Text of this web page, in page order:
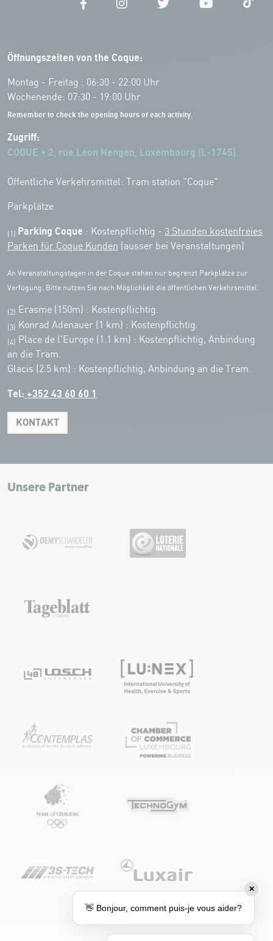
Öffnungszeiten von the Coque:
Montag - Freitag : 06:30 - 22:00 Uhr
Wochenende: 07:30 - 19:00 Uhr
Remember to check the opening hours of each activity.
Zugriff:
COQUE • 2, rue Léon Hengen, Luxembourg (L-1745)
Öffentliche Verkehrsmittel: Tram station "Coque"
Parkplätze
(1) Parking Coque : Kostenpflichtig - 3 Stunden kostenfreies
Parken für Coque Kunden (ausser bei Veranstaltungen)
An Veranstaltungstagen in der Coque stehen nur begrenzt Parkplätze zur
Verfügung. Bitte nutzen Sie nach Möglichkeit die öffentlichen Verkehrsmittel.
(2) Erasme (150m) : Kostenpflichtig.
(3) Konrad Adenauer (1 km) : Kostenpflichtig.
(4)
Place de l'Europe (1.1 km) : Kostenpflichtig, Anbindung
an die Tram.
Glacis (2.5 km) : Kostenpflichtig, Anbindung an die Tram.
Tel: +352 43 60 60 1
KONTAKT
+
−
Leaflet|Map tiles by Carto, under CC BY 3.0. Data by OpenStreetMap, under
Unsere Partner
✕
👋 Bonjour, comment puis-je vous aider?